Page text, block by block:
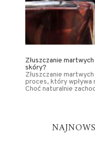
Złuszczanie
skóry?
Złuszczanie
proces, który wpływa
Choć naturalnie